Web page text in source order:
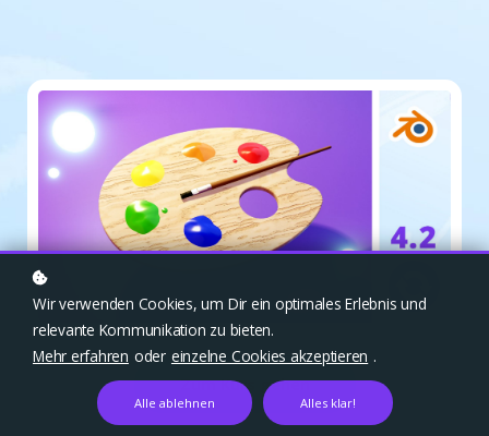
Zum Kurs gehen
Wir verwenden Cookies, um Dir ein optimales Erlebnis und
relevante Kommunikation zu bieten.
Mehr erfahren oder einzelne Cookies akzeptieren .
Alle ablehnen Alles klar!